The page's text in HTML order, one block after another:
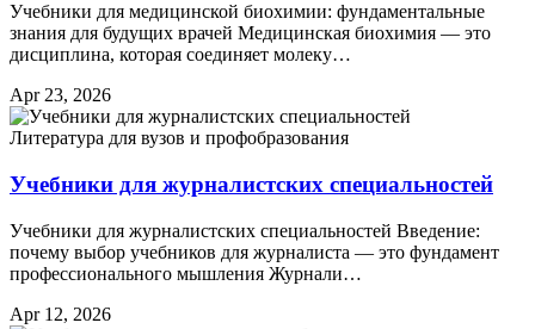
Учебники для медицинской биохимии: фундаментальные
знания для будущих врачей Медицинская биохимия — это
дисциплина, которая соединяет молеку…
Apr 23, 2026
Литература для вузов и профобразования
Учебники для журналистских специальностей
Учебники для журналистских специальностей Введение:
почему выбор учебников для журналиста — это фундамент
профессионального мышления Журнали…
Apr 12, 2026